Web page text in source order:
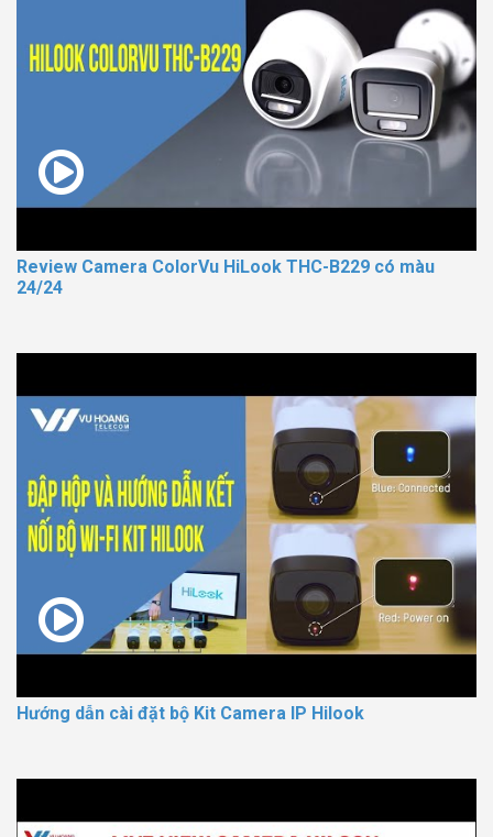
Review Camera ColorVu HiLook THC-B229 có màu
24/24
Hướng dẫn cài đặt bộ Kit Camera IP Hilook